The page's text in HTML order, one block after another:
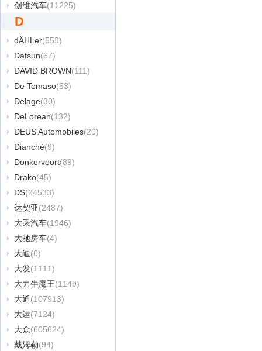
创维汽车(11225)
D
dÄHLer(553)
Datsun(67)
DAVID BROWN(111)
De Tomaso(53)
Delage(30)
DeLorean(132)
DEUS Automobiles(20)
Dianchè(9)
Donkervoort(89)
Drako(45)
DS(24533)
达契亚(2487)
大乘汽车(1946)
大驰房车(4)
大迪(6)
大发(1111)
大力牛魔王(1149)
大通(107913)
大运(7124)
大众(605624)
戴姆勒(94)